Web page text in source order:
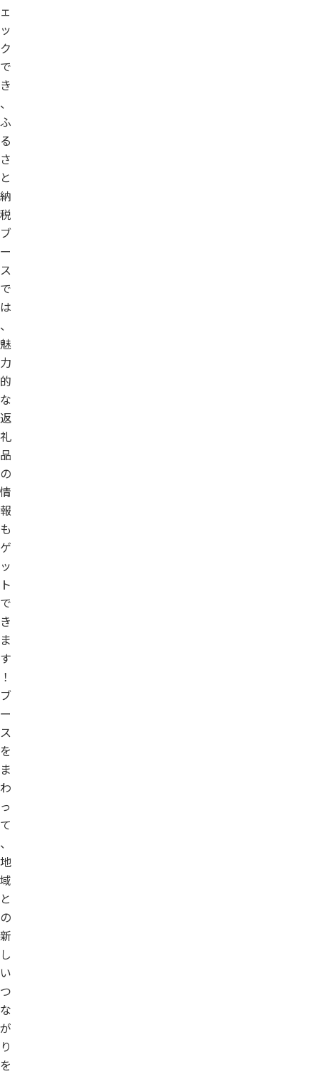
ェ
ッ
ク
で
き
、
ふ
る
さ
と
納
税
ブ
ー
ス
で
は
、
魅
力
的
な
返
礼
品
の
情
報
も
ゲ
ッ
ト
で
き
ま
す
！
ブ
ー
ス
を
ま
わ
っ
て
、
地
域
と
の
新
し
い
つ
な
が
り
を